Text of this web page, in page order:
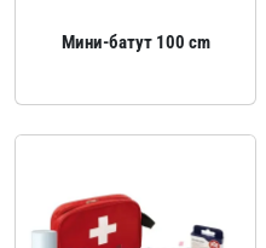
Мини‑батут 100 cm